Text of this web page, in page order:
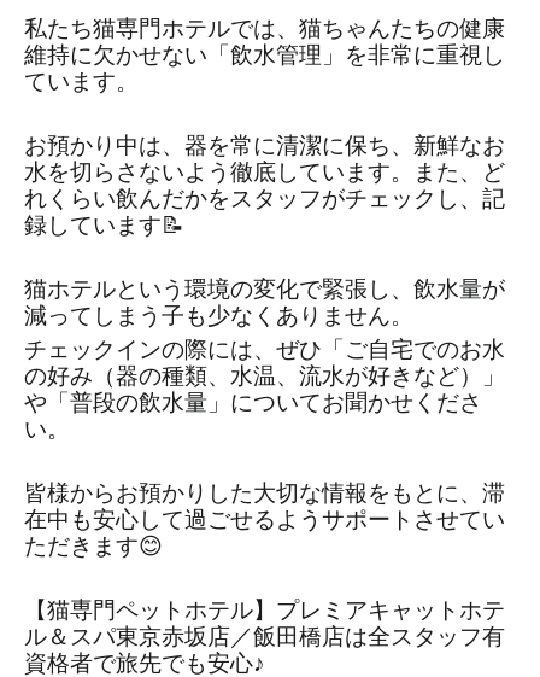
私たち猫専門ホテルでは、猫ちゃんたちの健康
維持に欠かせない「飲水管理」を非常に重視し
ています。
お預かり中は、器を常に清潔に保ち、新鮮なお
水を切らさないよう徹底しています。また、ど
れくらい飲んだかをスタッフがチェックし、記
録しています📝
猫ホテルという環境の変化で緊張し、飲水量が
減ってしまう子も少なくありません。
チェックインの際には、ぜひ「ご自宅でのお水
の好み（器の種類、水温、流水が好きなど）」
や「普段の飲水量」についてお聞かせくださ
い。
皆様からお預かりした大切な情報をもとに、滞
在中も安心して過ごせるようサポートさせてい
ただきます😊
【猫専門ペットホテル】プレミアキャットホテ
ル＆スパ東京赤坂店／飯田橋店は全スタッフ有
資格者で旅先でも安心♪